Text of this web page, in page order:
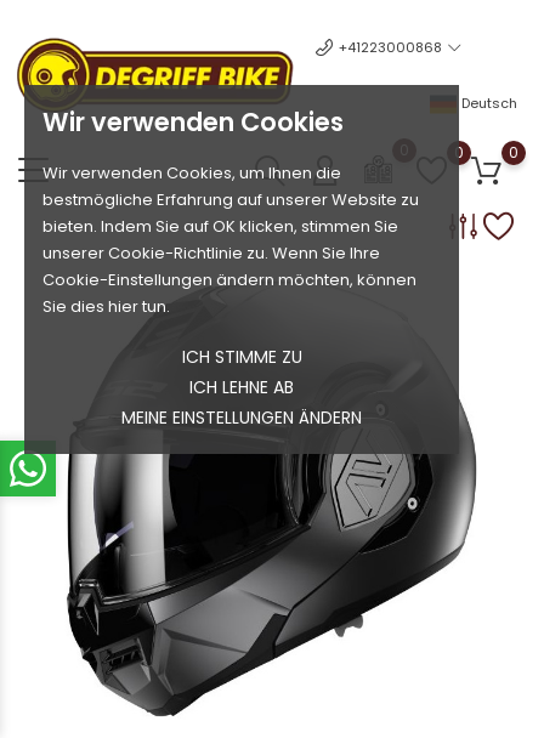
Wir verwenden Cookies
Wir verwenden Cookies, um Ihnen die
bestmögliche Erfahrung auf unserer Website zu
bieten. Indem Sie auf OK klicken, stimmen Sie
unserer Cookie-Richtlinie zu. Wenn Sie Ihre
Cookie-Einstellungen ändern möchten, können
Sie dies hier tun.
ICH STIMME ZU
ICH LEHNE AB
MEINE EINSTELLUNGEN ÄNDERN
+41223000868
Deutsch
0 0